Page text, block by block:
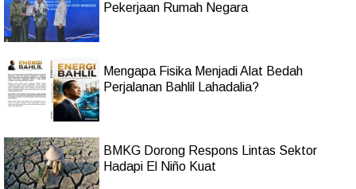
Pekerjaan Rumah Negara
Mengapa Fisika Menjadi Alat Bedah
Perjalanan Bahlil Lahadalia?
BMKG Dorong Respons Lintas Sektor
Hadapi El Niño Kuat